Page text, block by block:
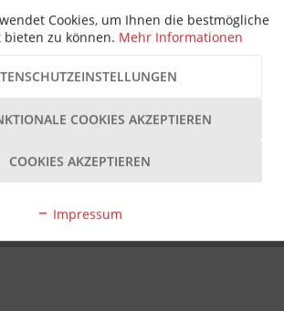
Cookies, um Ihnen die bestmögliche
zu können. Mehr Informationen
COOKIES AKZEPTIEREN
COOKIES AKZEPTIEREN
Impressum